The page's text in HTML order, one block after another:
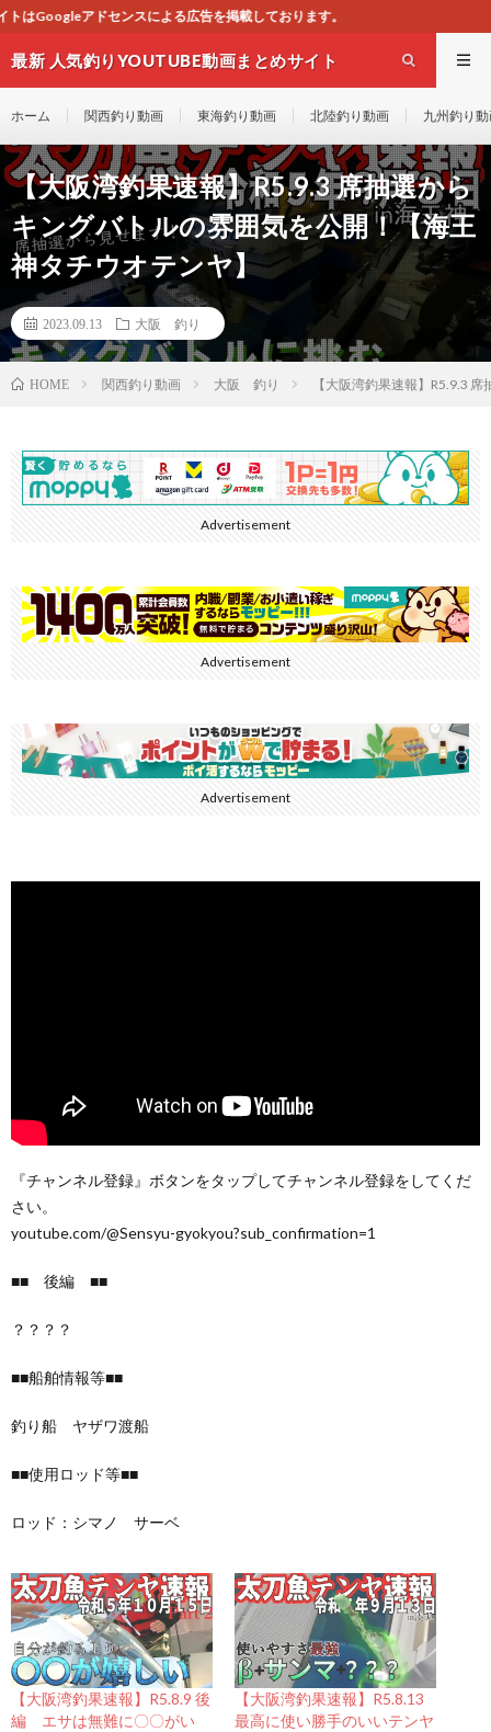
を掲載しております。
最新 人気釣りYOUTUBE動画まとめサイト
ホーム 関西釣り動画 東海釣り動画 北陸釣り動画 九州釣り
【大阪湾釣果速報】R5.9.3 席抽選から
キングバトルの雰囲気を公開！【海王
神タチウオテンヤ】
2023.09.13 大阪 釣り
HOME 関西釣り動画 大阪 釣り 【大阪湾釣果速報】R5.9.3
Advertisement
Advertisement
Advertisement
『チャンネル登録』ボタンをタップしてチャンネル登録をしてくだ
さい。
youtube.com/@Sensyu-gyokyou?sub_confirmation=1
■■ 後編 ■■
？？？？
■■船舶情報等■■
釣り船 ヤザワ渡船
■■使用ロッド等■■
ロッド：シマノ サーベ
【大阪湾釣果速報】R5.8.9 後
編 エサは無難に〇〇がい
【大阪湾釣果速報】R5.8.13
最高に使い勝手のいいテンヤ